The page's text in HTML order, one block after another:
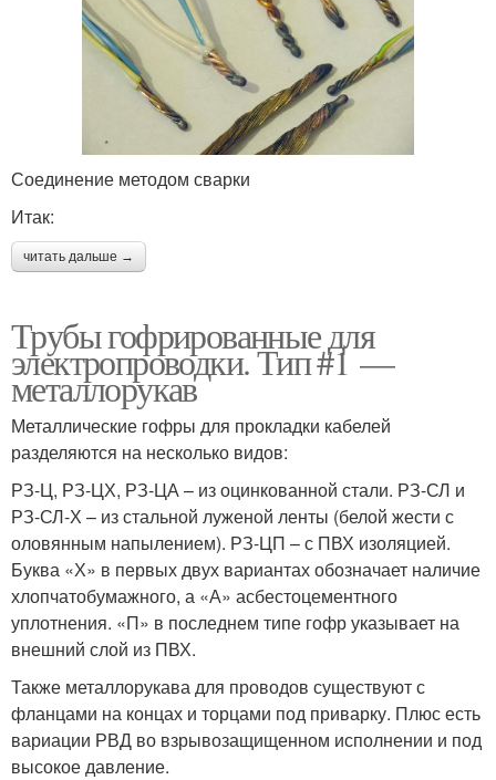
Соединение методом сварки
Итак:
читать дальше →
Трубы гофрированные для
электропроводки. Тип #1 —
металлорукав
Металлические гофры для прокладки кабелей
разделяются на несколько видов:
РЗ-Ц, РЗ-ЦХ, РЗ-ЦА – из оцинкованной стали. РЗ-СЛ и
РЗ-СЛ-Х – из стальной луженой ленты (белой жести с
оловянным напылением). РЗ-ЦП – с ПВХ изоляцией.
Буква «Х» в первых двух вариантах обозначает наличие
хлопчатобумажного, а «А» асбестоцементного
уплотнения. «П» в последнем типе гофр указывает на
внешний слой из ПВХ.
Также металлорукава для проводов существуют с
фланцами на концах и торцами под приварку. Плюс есть
вариации РВД во взрывозащищенном исполнении и под
высокое давление.